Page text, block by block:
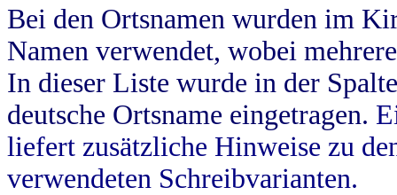
Bei den Ortsnamen wurden im
Namen verwendet, wobei
In dieser Liste wurde in der
deutsche Ortsname eingetragen.
liefert zusätzliche Hinweise zu
verwendeten Schreibvarianten.